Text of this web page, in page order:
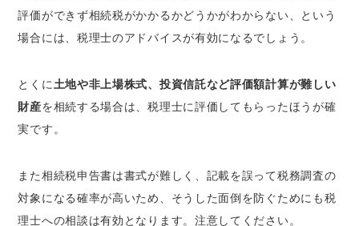
評価ができず相続税がかかるかどうかがわからない、という
場合には、税理士のアドバイスが有効になるでしょう。
とくに 土地や非上場株式、投資信託など評価額計算が難しい
財産を相続する場合は、税理士に評価してもらったほうが確
実です。
また相続税申告書は書式が難しく、記載を誤って税務調査の
対象になる確率が高いため、そうした面倒を防ぐためにも税
理士への相談は有効となります。注意してください。